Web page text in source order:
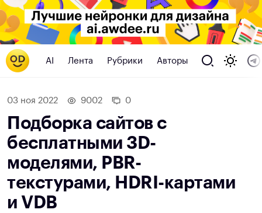
AI Лента Рубрики Авторы
03 ноя 2022 9002 0
Подборка сайтов с
бесплатными 3D-
моделями, PBR-
текстурами, HDRI-картами
и VDB